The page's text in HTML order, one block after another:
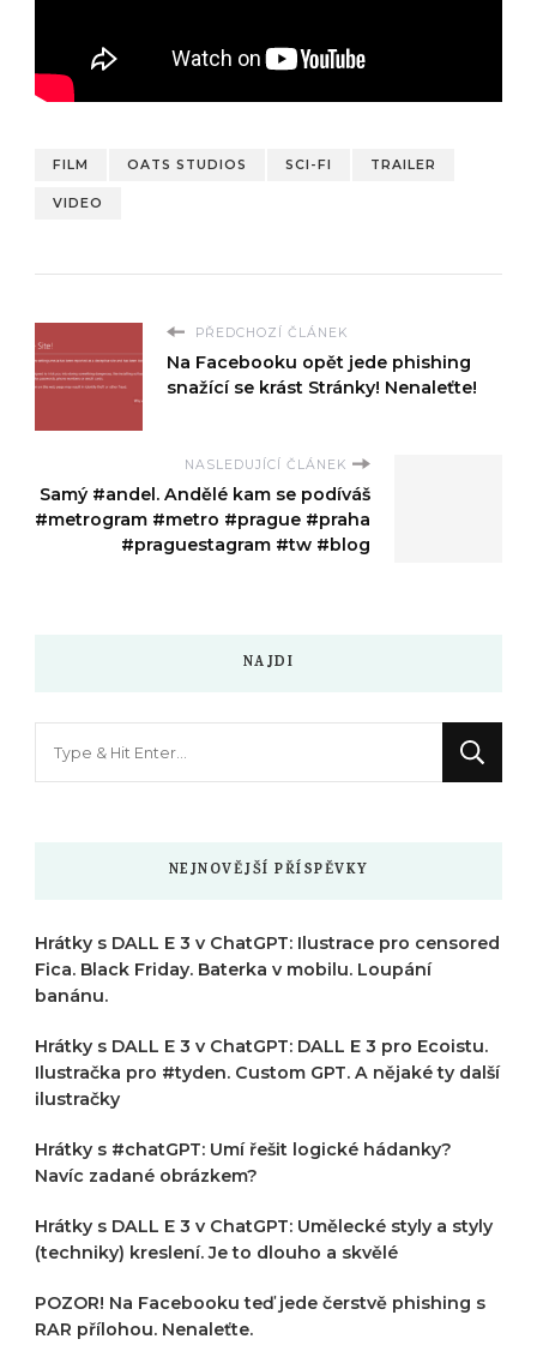
FILM OATS STUDIOS SCI-FI TRAILER
VIDEO
PŘEDCHOZÍ ČLÁNEK
Na Facebooku opět jede phishing
snažící se krást Stránky! Nenaleťte!
NASLEDUJÍCÍ ČLÁNEK
Samý #andel. Andělé kam se podíváš
#metrogram #metro #prague #praha
#praguestagram #tw #blog
NAJDI
NEJNOVĚJŠÍ PŘÍSPĚVKY
Hrátky s DALL E 3 v ChatGPT: Ilustrace pro censored
Fica. Black Friday. Baterka v mobilu. Loupání
banánu.
Hrátky s DALL E 3 v ChatGPT: DALL E 3 pro Ecoistu.
Ilustračka pro #tyden. Custom GPT. A nějaké ty další
ilustračky
Hrátky s #chatGPT: Umí řešit logické hádanky?
Navíc zadané obrázkem?
Hrátky s DALL E 3 v ChatGPT: Umělecké styly a styly
(techniky) kreslení. Je to dlouho a skvělé
POZOR! Na Facebooku teď jede čerstvě phishing s
RAR přílohou. Nenaleťte.